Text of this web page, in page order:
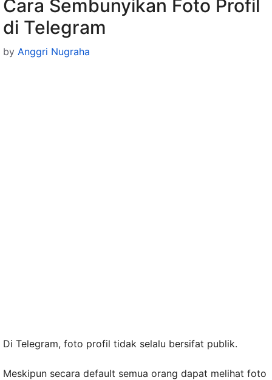
Cara Sembunyikan Foto Profil
di Telegram
by Anggri Nugraha
Di Telegram, foto profil tidak selalu bersifat publik.
Meskipun secara default semua orang dapat melihat foto